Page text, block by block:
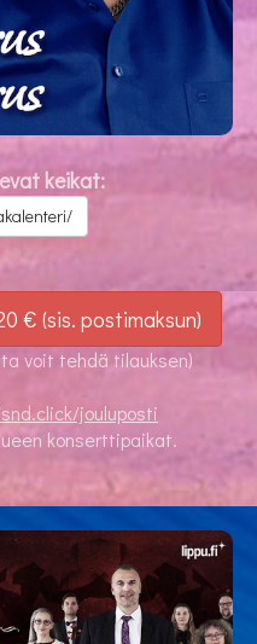
keikat:
€ (sis. postimaksun)
voit tehdä tilauksen)
jouluposti
konserttipaikat.